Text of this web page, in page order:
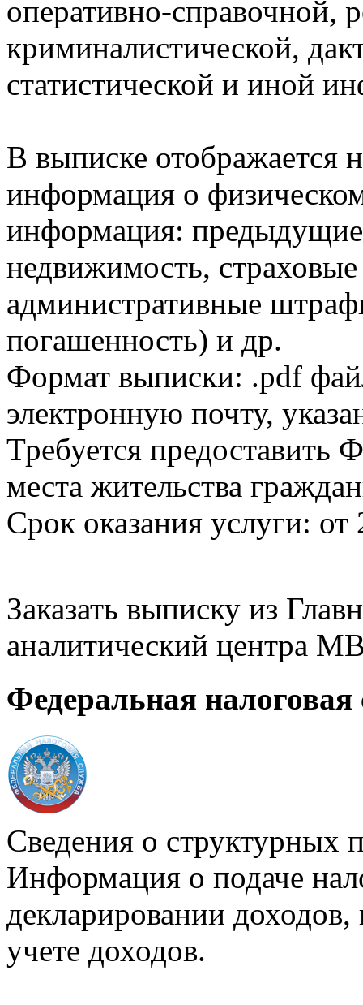
оперативно-справочной,
криминалистической,
статистической и иной
В выписке отображается
информация о
информация:
недвижимость,
административные
погашенность) и др.
Формат выписки: .pdf
электронную почту,
Требуется
места жительства
Срок оказания услуги: от
Заказать выписку из
аналитический центра
Федеральная налоговая
Сведения о структурных
Информация о подаче
декларировании доходов,
учете доходов.